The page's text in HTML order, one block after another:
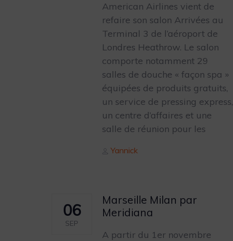
American Airlines vient de
refaire son salon Arrivées au
Terminal 3 de l’aéroport de
Londres Heathrow. Le salon
comporte notamment 29
salles de douche « façon spa »
équipées de produits gratuits,
un service de pressing express,
un centre d’affaires et une
salle de réunion pour les
Author
Yannick
06
SEP
Marseille Milan par
Meridiana
A partir du 1er novembre